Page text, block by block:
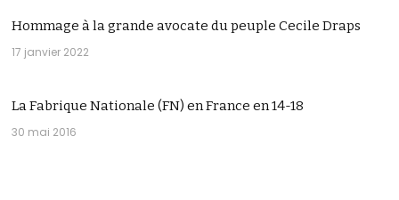
Hommage à la grande avocate du peuple Cecile Draps
17 janvier 2022
La Fabrique Nationale (FN) en France en 14-18
30 mai 2016